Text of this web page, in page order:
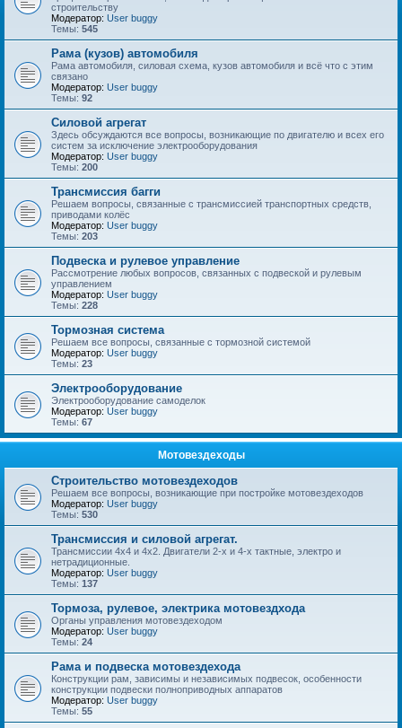
строительству
Модератор: User buggy
Темы: 545
Рама (кузов) автомобиля
Рама автомобиля, силовая схема, кузов автомобиля и всё что с этим
связано
Модератор: User buggy
Темы: 92
Силовой агрегат
Здесь обсуждаются все вопросы, возникающие по двигателю и всех его
систем за исключение электрооборудования
Модератор: User buggy
Темы: 200
Трансмиссия багги
Решаем вопросы, связанные с трансмиссией транспортных средств,
приводами колёс
Модератор: User buggy
Темы: 203
Подвеска и рулевое управление
Рассмотрение любых вопросов, связанных с подвеской и рулевым
управлением
Модератор: User buggy
Темы: 228
Тормозная система
Решаем все вопросы, связанные с тормозной системой
Модератор: User buggy
Темы: 23
Электрооборудование
Электрооборудование самоделок
Модератор: User buggy
Темы: 67
Мотовездеходы
Строительство мотовездеходов
Решаем все вопросы, возникающие при постройке мотовездеходов
Модератор: User buggy
Темы: 530
Трансмиссия и силовой агрегат.
Трансмиссии 4х4 и 4х2. Двигатели 2-х и 4-х тактные, электро и
нетрадиционные.
Модератор: User buggy
Темы: 137
Тормоза, рулевое, электрика мотовездхода
Органы управления мотовездеходом
Модератор: User buggy
Темы: 24
Рама и подвеска мотовездехода
Конструкции рам, зависимы и независимых подвесок, особенности
конструкции подвески полноприводных аппаратов
Модератор: User buggy
Темы: 55